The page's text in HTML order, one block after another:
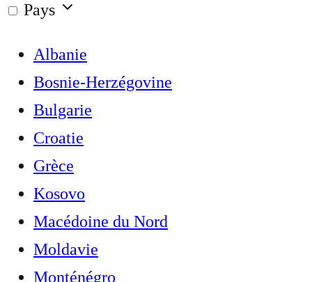
Pays
Albanie
Bosnie-Herzégovine
Bulgarie
Croatie
Grèce
Kosovo
Macédoine du Nord
Moldavie
Monténégro